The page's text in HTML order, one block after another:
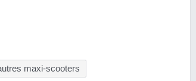
maxi-scooters